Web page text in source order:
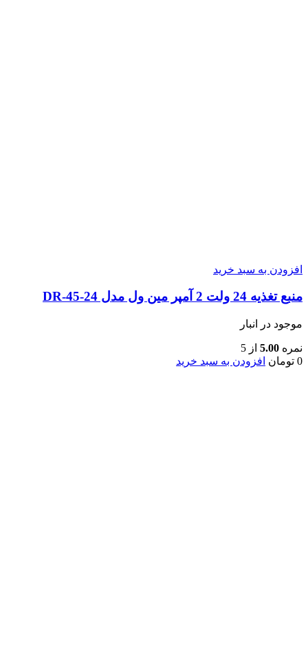
افزودن به سبد خرید
منبع تغذیه 24 ولت 2 آمپر مین ول مدل DR-45-24
موجود در انبار
نمره 5.00 از 5
0 تومان افزودن به سبد خرید